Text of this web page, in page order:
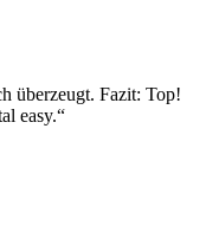
überzeugt. Fazit: Top!
easy.“